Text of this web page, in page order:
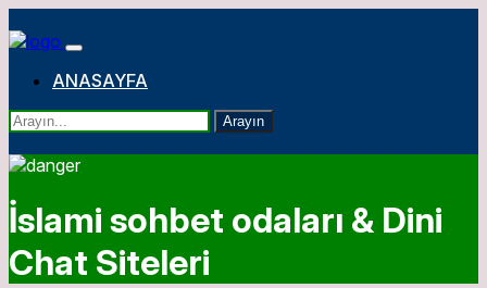
ANASAYFA
Arayın
İslami sohbet odaları & Dini
Chat Siteleri